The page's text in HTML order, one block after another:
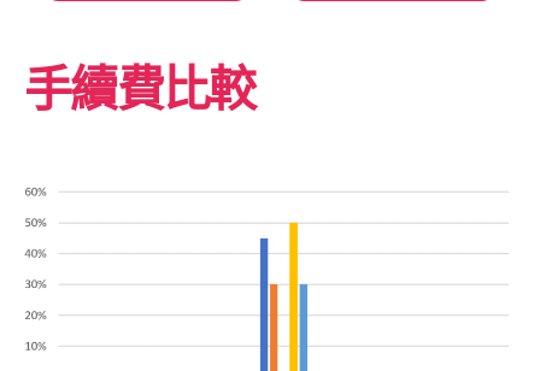
手續費比較